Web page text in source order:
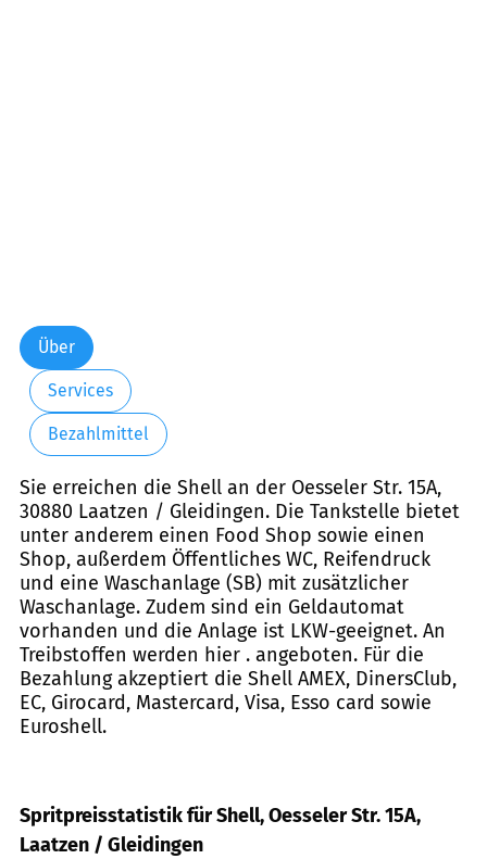
Über
Services
Bezahlmittel
Sie erreichen die Shell an der Oesseler Str. 15A,
30880 Laatzen / Gleidingen. Die Tankstelle bietet
unter anderem einen Food Shop sowie einen
Shop, außerdem Öffentliches WC, Reifendruck
und eine Waschanlage (SB) mit zusätzlicher
Waschanlage. Zudem sind ein Geldautomat
vorhanden und die Anlage ist LKW-geeignet. An
Treibstoffen werden hier . angeboten. Für die
Bezahlung akzeptiert die Shell AMEX, DinersClub,
EC, Girocard, Mastercard, Visa, Esso card sowie
Euroshell.
Spritpreisstatistik für Shell, Oesseler Str. 15A,
Laatzen / Gleidingen